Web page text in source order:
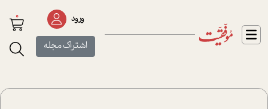
ورود
اشتراک مجله
0